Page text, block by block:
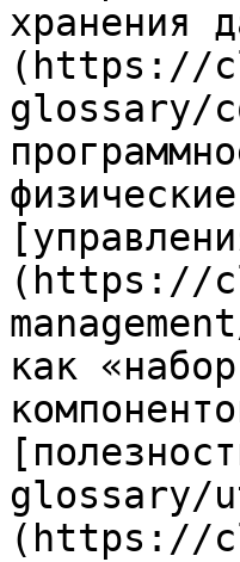
хранения
(https://
glossary/
(https://
как
(https://